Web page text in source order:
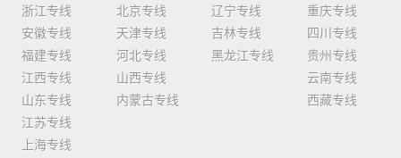
浙江专线
安徽专线
福建专线
江西专线
山东专线
江苏专线
上海专线
北京专线
天津专线
河北专线
山西专线
内蒙古专线
辽宁专线
吉林专线
黑龙江专线
重庆专线
四川专线
贵州专线
云南专线
西藏专线